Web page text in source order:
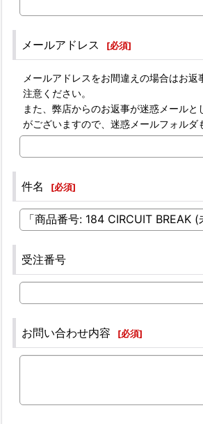
メールアドレス [必須]
メールアドレスをお間違えの場合はお返
注意ください。
また、弊店からのお返事が迷惑メールと
がございますので、迷惑メールフォルダ
件名 [必須]
受注番号
お問い合わせ内容 [必須]